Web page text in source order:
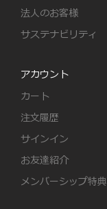
法人のお客様
サステナビリティ
アカウント
カート
注文履歴
サインイン
お友達紹介
メンバーシップ特典